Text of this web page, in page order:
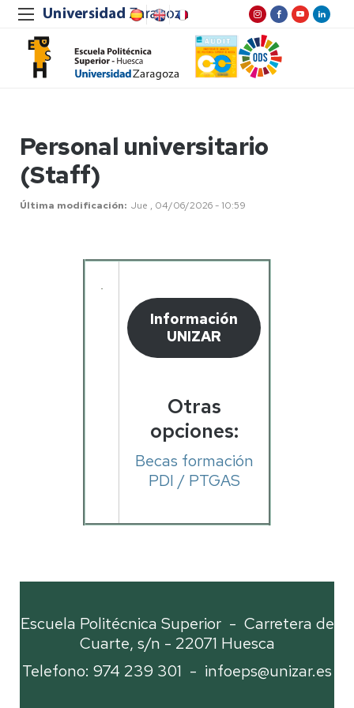
Personal universitario
(Staff)
Última modificación Jue , 04/06/2026 - 10:59
Información
UNIZAR
Otras
opciones:
Becas formación
PDI / PTGAS
Escuela Politécnica Superior - Carretera de
Cuarte, s/n - 22071 Huesca
Telefono: 974 239 301 - infoeps@unizar.es